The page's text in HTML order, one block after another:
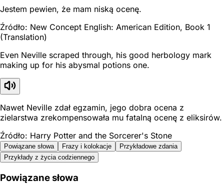
Jestem pewien, że mam niską ocenę.
Źródło: New Concept English: American Edition, Book 1
(Translation)
Even Neville scraped through, his good herbology mark
making up for his abysmal potions one.
Nawet Neville zdał egzamin, jego dobra ocena z
zielarstwa zrekompensowała mu fatalną ocenę z eliksirów.
Źródło: Harry Potter and the Sorcerer's Stone
Powiązane słowa Frazy i kolokacje
Przykładowe zdania
Przykłady z życia codziennego
Powiązane słowa